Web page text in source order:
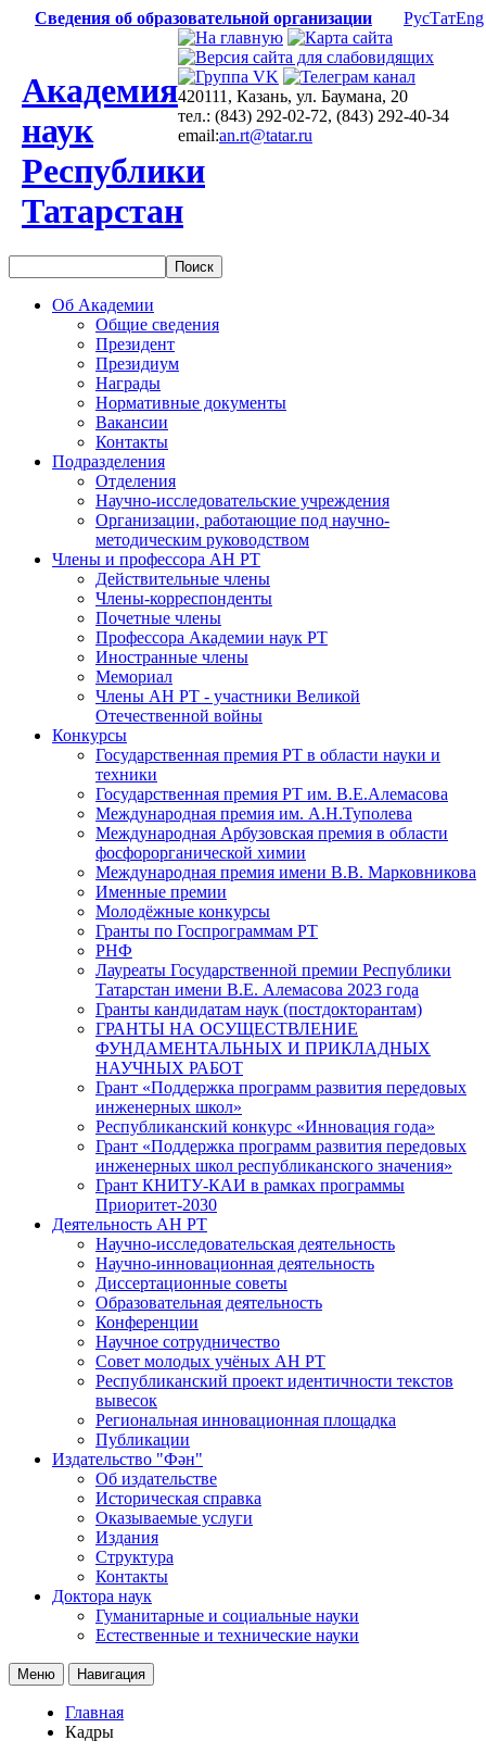
Сведения об образовательной организации РусТатEng
Академия
наук
Республики
Татарстан
420111, Казань, ул. Баумана, 20
тел.: (843) 292-02-72, (843) 292-40-34
email:an.rt@tatar.ru
Об Академии
Общие сведения
Президент
Президиум
Награды
Нормативные документы
Вакансии
Контакты
Подразделения
Отделения
Научно-исследовательские учреждения
Организации, работающие под научно-
методическим руководством
Члены и профессора АН РТ
Действительные члены
Члены-корреспонденты
Почетные члены
Профессора Академии наук РТ
Иностранные члены
Мемориал
Члены АН РТ - участники Великой
Отечественной войны
Конкурсы
Государственная премия РТ в области науки и
техники
Государственная премия РТ им. В.Е.Алемасова
Международная премия им. А.Н.Туполева
Международная Арбузовская премия в области
фосфорорганической химии
Международная премия имени В.В. Марковникова
Именные премии
Молодёжные конкурсы
Гранты по Госпрограммам РТ
РНФ
Лауреаты Государственной премии Республики
Татарстан имени В.Е. Алемасова 2023 года
Гранты кандидатам наук (постдокторантам)
ГРАНТЫ НА ОСУЩЕСТВЛЕНИЕ
ФУНДАМЕНТАЛЬНЫХ И ПРИКЛАДНЫХ
НАУЧНЫХ РАБОТ
Грант «Поддержка программ развития передовых
инженерных школ»
Республиканский конкурс «Инновация года»
Грант «Поддержка программ развития передовых
инженерных школ республиканского значения»
Грант КНИТУ-КАИ в рамках программы
Приоритет-2030
Деятельность АН РТ
Научно-исследовательская деятельность
Научно-инновационная деятельность
Диссертационные советы
Образовательная деятельность
Конференции
Научное сотрудничество
Совет молодых учёных АН РТ
Республиканский проект идентичности текстов
вывесок
Региональная инновационная площадка
Публикации
Издательство "Фән"
Об издательстве
Историческая справка
Оказываемые услуги
Издания
Структура
Контакты
Доктора наук
Гуманитарные и социальные науки
Естественные и технические науки
Меню Навигация
Главная
Кадры